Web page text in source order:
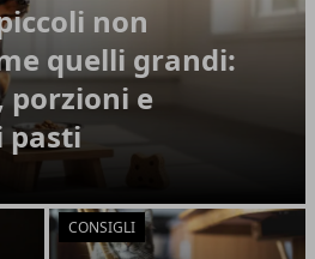
non
quelli grandi:
porzioni e
pasti
CONSIGLI